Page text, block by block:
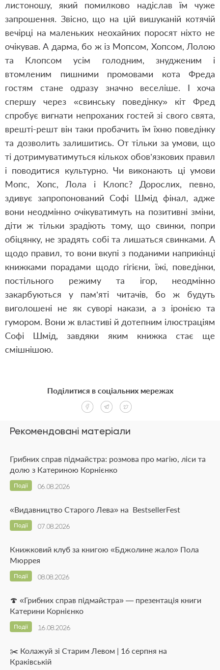
листоношу, який помилково надіслав їм чуже
запрошення. Звісно, що на цій вишуканій котячій
вечірці на маленьких неохайних поросят ніхто не
очікував. А дарма, бо ж із Мопсом, Хопсом, Лолою
та Клопсом усім голодним, знудженим і
втомленим пишними промовами кота Фреда
гостям стане одразу значно веселіше. І хоча
спершу через «свинську поведінку» кіт Фред
спробує вигнати непроханих гостей зі свого свята,
врешті-решт він таки пробачить їм їхню поведінку
та дозволить залишитись. От тільки за умови, що
ті дотримуватимуться кількох обов’язкових правил
і поводитися культурно. Чи виконають ці умови
Мопс, Хопс, Лола і Клопс? Дорослих, певно,
здивує запропонований Софі Шмід фінал, адже
вони неодмінно очікуватимуть на позитивні зміни,
діти ж тільки зрадіють тому, що свинки, попри
обіцянку, не зрадять собі та лишаться свинками. А
щодо правил, то вони вкупі з поданими наприкінці
книжками порадами щодо гігієни, їжі, поведінки,
постільного режиму та ігор, неодмінно
закарбуються у пам’яті читачів, бо ж будуть
виголошені не як суворі накази, а з іронією та
гумором. Вони ж властиві й дотепним ілюстраціям
Софі Шмід, завдяки яким книжка стає ще
смішнішою.
Рекомендовані матеріали
Грибних справ підмайстра: розмова про магію, ліси та
долю з Катериною Корнієнко
06.08.2026
Події
«Видавництво Старого Лева» на BestsellerFest
07.08.2026
Події
Книжковий клуб за книгою «Бджолине жало» Пола
Мюррея
08.08.2026
Події
🍄 «Грибних справ підмайстра» — презентація книги
Катерини Корнієнко
16.08.2026
Події
✂️ Колажуй зі Старим Левом | 16 серпня на
Краківській
Поділитися в соціальних мережах